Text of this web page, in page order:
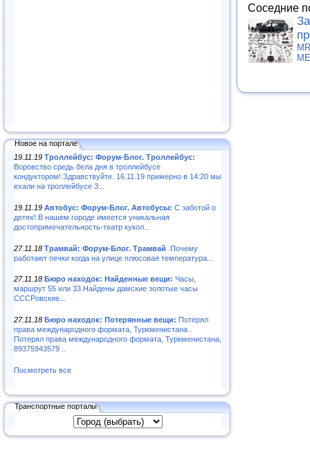
Новое на портале
19.11.19 Троллейбус: Форум-Блог. Троллейбус:
Воровство средь бела дня в троллейбусе
кондуктором!.Здравствуйте. 16.11.19 примерно в 14:20 мы
ехали на троллейбусе 3...
19.11.19 Автобус: Форум-Блог. Автобусы: С заботой о
детях!.В нашем городе имеется уникальная
достопримечательность-театр кукол...
27.11.18 Трамвай: Форум-Блог. Трамвай .Почему
работают печки когда на улице плюсовая температура...
27.11.18 Бюро находок: Найденные вещи: Часы,
маршрут 55 или 33.Найдены дамские золотые часы
СССРовские...
27.11.18 Бюро находок: Потерянные вещи: Потерял
права международного формата, Туркменистана .
Потерял права международного формата, Туркменистана,
89375943579 ..
Посмотреть все
Транспортные порталы
Соседние